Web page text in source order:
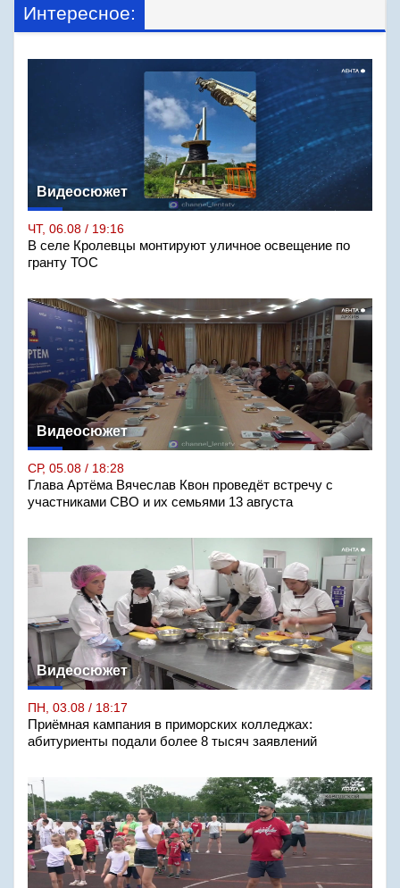
Интересное:
Видеосюжет
ЧТ, 06.08 / 19:16
В селе Кролевцы монтируют уличное освещение по
гранту ТОС
Видеосюжет
СР, 05.08 / 18:28
Глава Артёма Вячеслав Квон проведёт встречу с
участниками СВО и их семьями 13 августа
Видеосюжет
ПН, 03.08 / 18:17
Приёмная кампания в приморских колледжах:
абитуриенты подали более 8 тысяч заявлений